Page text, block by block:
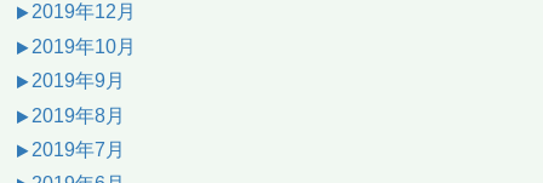
2019年12月
2019年10月
2019年9月
2019年8月
2019年7月